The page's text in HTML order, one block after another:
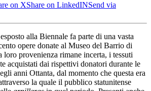
on XShare on LinkedINSend via
esposto alla Biennale fa parte di una vasta
opere donate al Museo del Barrio di
provenienza rimane incerta, i tessuti
acquistati dai rispettivi donatori durante le
anni Ottanta, dal momento che questa era
la quale il pubblico statunitense